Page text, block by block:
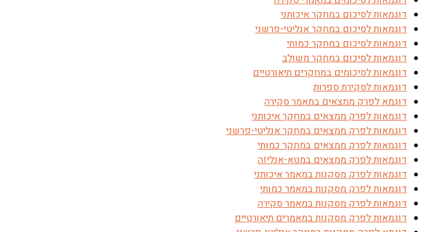
דוגמאות לסיכום במחקר איכותני
דוגמאות לסיכום במחקר אנליטי-פרשני
דוגמאות לסיכום במחקר כמותי
דוגמאות לסיכום במחקר משולב
דוגמאות לסיכומים במחקרים תיאורטיים
דוגמאות לסקירת ספרות
דוגמא לפרק ממצאים במאמר סקירה
דוגמאות לפרק ממצאים במחקר איכותני
דוגמאות לפרק ממצאים במחקר אנליטי-פרשני
דוגמאות לפרק ממצאים במחקר כמותי
דוגמאות לפרק ממצאים במטא-אנליזה
דוגמאות לפרק מסקנות במאמר איכותני
דוגמאות לפרק מסקנות במאמר כמותי
דוגמאות לפרק מסקנות במאמר סקירה
דוגמאות לפרק מסקנות במאמרים תיאורטיים